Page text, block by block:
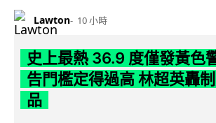
Lawton 10 小時
史上最熱 36.9 度僅發黃色
告門檻定得過高 林超英轟
品